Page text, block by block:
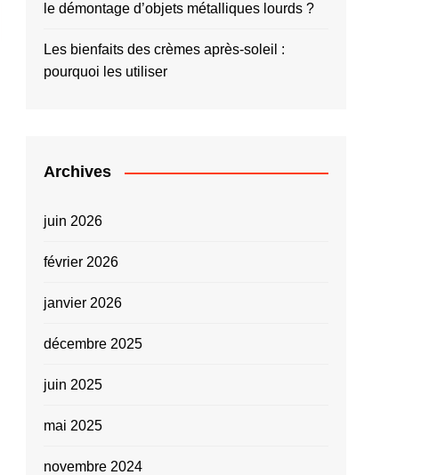
le démontage d’objets métalliques lourds ?
Les bienfaits des crèmes après-soleil :
pourquoi les utiliser
Archives
juin 2026
février 2026
janvier 2026
décembre 2025
juin 2025
mai 2025
novembre 2024